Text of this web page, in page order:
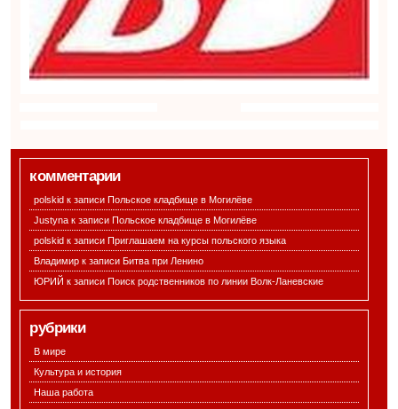
комментарии
polskid к записиПольское кладбище в Могилёве
Justyna к записиПольское кладбище в Могилёве
polskid к записиПриглашаем на курсы польского языка
Владимир к записи Битва при Ленино
ЮРИЙ к записиПоиск родственников по линии Волк-Ланевские
рубрики
В мире
Культура и история
Наша работа